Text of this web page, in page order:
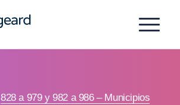
828 a 979 y 982 a 986 – Municipios